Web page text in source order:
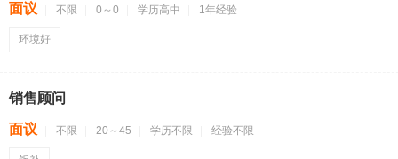
面议 不限 0～0 学历高中 1年经验
环境好
销售顾问
面议 不限 20～45 学历不限 经验不限